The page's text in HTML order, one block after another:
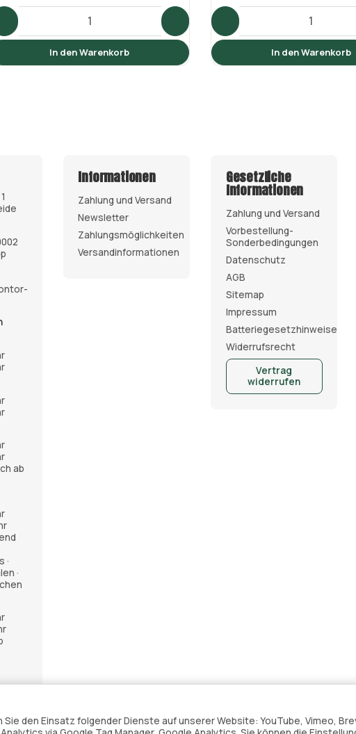
In den Warenkorb In den Warenkorb
ab
·
·
Informationen
Zahlung und Versand
Newsletter
Zahlungsmöglichkeiten
Versandinformationen
Gesetzliche
Informationen
Zahlung und Versand
Vorbestellung-
Sonderbedingungen
Datenschutz
AGB
Sitemap
Impressum
Batteriegesetzhinweise
Widerrufsrecht
Vertrag
widerrufen
Sie den Einsatz folgender Dienste auf unserer Website: YouTube, Vimeo,